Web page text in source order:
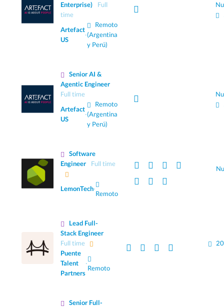
Enterprise)
Full
time
Artefact
US
·
Remoto
(Argentina
y Perú)
Senior AI &
Agentic Engineer
Full time
Artefact
US
·
Remoto
(Argentina
y Perú)
Software
Engineer
Full time
LemonTech·
Remoto
Lead Full-
Stack Engineer
Full time
Puente
Talent
Partners
·
Remoto
Senior Full-